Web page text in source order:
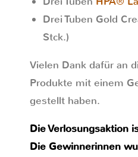
Drei Tuben Gold
Stck.)
Vielen Dank dafür an
Produkte mit einem
gestellt haben.
Die Verlosungsaktion
Die Gewinnerinnen